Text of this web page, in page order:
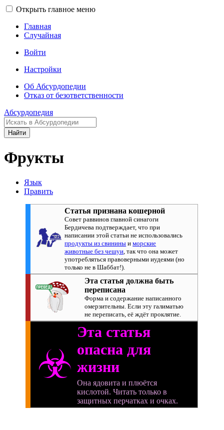
Открыть главное меню
Главная
Случайная
Войти
Настройки
Об Абсурдопедии
Отказ от безответственности
Абсурдопедия
Найти
Фрукты
Язык
Править
Статья признана кошерной
Совет раввинов главной синагоги
Бердичева подтверждает, что при
написании этой статьи не использовались
продукты из свинины иморские
животные без чешуи , так что она может
употребляться правоверными иудеями (но
только не в Шаббат!).
Эта статья должна быть
переписана
Форма и содержание написанного
омерзительны. Если эту галиматью
не переписать, её ждёт проклятие.
☣
Эта статья
опасна для
жизни
Она ядовита и плюётся
кислотой. Читать только в
защитных перчатках и очках.